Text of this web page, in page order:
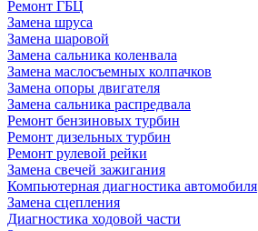
Ремонт ГБЦ
Замена шруса
Замена шаровой
Замена сальника коленвала
Замена маслосъемных колпачков
Замена опоры двигателя
Замена сальника распредвала
Ремонт бензиновых турбин
Ремонт дизельных турбин
Ремонт рулевой рейки
Замена свечей зажигания
Компьютерная диагностика автомобиля
Замена сцепления
Диагностика ходовой части